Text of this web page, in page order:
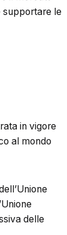
supportare le
in vigore
al mondo
delle